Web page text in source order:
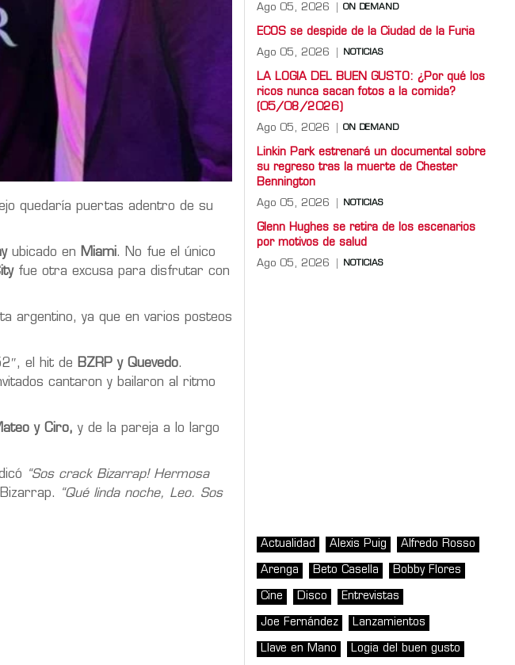
quedaría puertas adentro de su
ubicado en Miami. No fue el único
fue otra excusa para disfrutar con
argentino, ya que en varios posteos
el hit de BZRP y Quevedo.
cantaron y bailaron al ritmo
y Ciro, y de la pareja a lo largo
“Sos crack Bizarrap! Hermosa
“Qué linda noche, Leo. Sos
Ago 05, 2026 ON DEMAND
ECOS se despide de la Ciudad de la Furia
Ago 05, 2026 NOTICIAS
LA LOGIA DEL BUEN GUSTO: ¿Por qué los
ricos nunca sacan fotos a la comida?
(05/08/2026)
Ago 05, 2026 ON DEMAND
Linkin Park estrenará un documental sobre
su regreso tras la muerte de Chester
Bennington
Ago 05, 2026 NOTICIAS
Glenn Hughes se retira de los escenarios
por motivos de salud
Ago 05, 2026 NOTICIAS
Actualidad Alexis Puig Alfredo Rosso
Arenga Beto Casella Bobby Flores
Cine Disco Entrevistas
Joe Fernández Lanzamientos
Llave en Mano Logia del buen gusto